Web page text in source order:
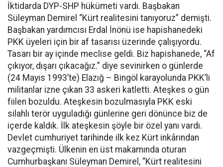
İktidarda DYP-SHP hükümeti vardı. Başbakan
Süleyman Demirel “Kürt realitesini tanıyoruz” demişti.
Başbakan yardımcısı Erdal İnönü ise hapishanedeki
PKK üyeleri için bir af tasarısı üzerinde çalışıyordu.
Tasarı bir ay içinde meclise geldi. Biz hapishanede, “Af
çıkıyor, dışarı çıkacağız.” diye sevinirken o günlerde
(24 Mayıs 1993’te) Elazığ – Bingöl karayolunda PKK’li
militanlar izne çıkan 33 askeri katletti. Ateşkes o gün
fiilen bozuldu. Ateşkesin bozulmasıyla PKK eski
silahlı terör uyguladığı günlerine geri dönünce biz de
içerde kaldık. İlk ateşkesin şöyle bir özel yanı vardı.
Devlet cumhuriyet tarihinde ilk kez Kürt inkârından
vazgeçmişti. Ülkenin en üst makamında oturan
Cumhurbaşkanı Süleyman Demirel, “Kürt realitesini